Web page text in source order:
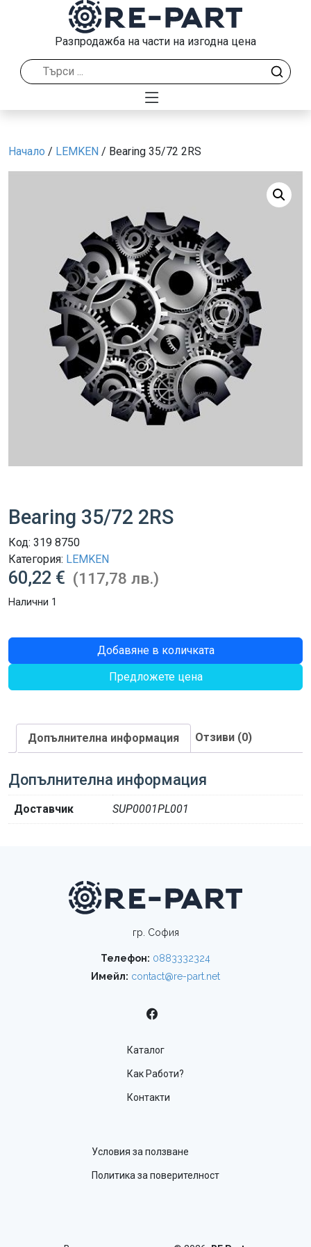
Разпродажба на части на изгодна цена
Начало / LEMKEN / Bearing 35/72 2RS
Bearing 35/72 2RS
Код: 319 8750
Категория: LEMKEN
60,22 € (117,78 лв.)
Налични 1
количество
за
35/72
Добавяне в количката
Предложете цена
Допълнителна информация Отзиви (0)
Допълнителна информация
Доставчик SUP0001PL001
гр. София
Телефон: 0883332324
Имейл: contact@re-part.net
Каталог
Как Работи?
Контакти
Условия за ползване
Политика за поверителност